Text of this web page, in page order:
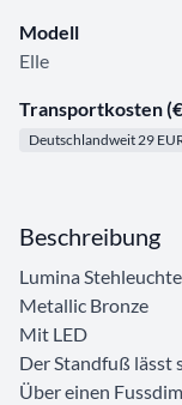
Modell
Elle
Transportkosten
Deutschlandweit 29
Beschreibung
Lumina
Metallic Bronze
Mit LED
Der Standfuß lässt
Über einen